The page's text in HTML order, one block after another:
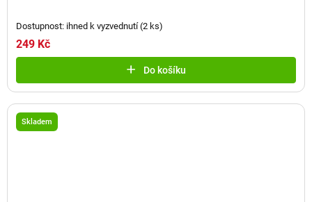
Dostupnost: ihned k vyzvednutí(2 ks)
249 Kč
Do košíku
Skladem